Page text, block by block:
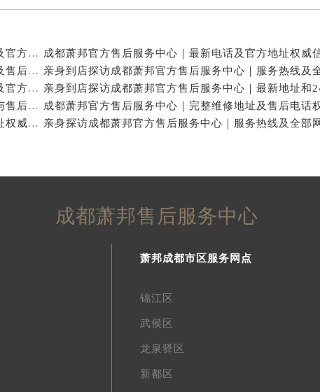
亲身到店探访成都萧邦官方售后服务中心｜最新电话及官方地址（2026年7月最新）
亲身到店探访成都萧邦官方售后服务中心｜网点地址及售后热线（2026年7月最新）
亲身探访成都萧邦官方售后服务中心｜完整网点地址及官方热线（2026年7月最新）
亲身到店探访成都萧邦官方售后服务中心｜详细地址与售后服务电话（2026年7月最新）
成都萧邦官方售后服务中心｜完整官方电话和网点地址权威信息公示（2026年7月最新）
成都萧邦售后服务中心
萧邦成都市区服务网点
锦江区
武侯区
龙泉驿区
新都区